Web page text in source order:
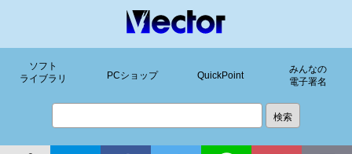
ソフト
ライブラリ
PCショップ QuickPoint
みんなの
電子署名